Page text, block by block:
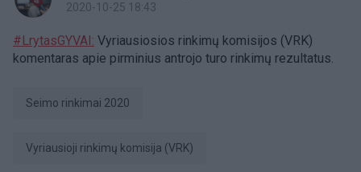
2020-10-25 18:43
#LrytasGYVAI: Vyriausiosios rinkimų komisijos (VRK)
komentaras apie pirminius antrojo turo rinkimų rezultatus.
Seimo rinkimai 2020
Vyriausioji rinkimų komisija (VRK)